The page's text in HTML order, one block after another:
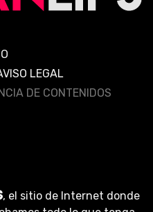
LEGAL
DE CONTENIDOS
, el sitio de Internet donde